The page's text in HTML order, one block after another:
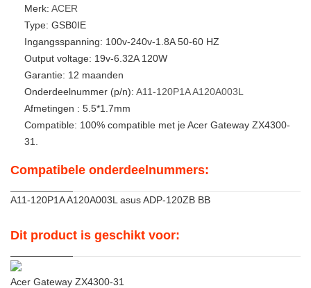
Merk: ACER
Type: GSB0IE
Ingangsspanning: 100v-240v-1.8A 50-60 HZ
Output voltage: 19v-6.32A 120W
Garantie: 12 maanden
Onderdeelnummer (p/n): A11-120P1AA120A003L
Afmetingen : 5.5*1.7mm
Compatible: 100% compatible met je Acer Gateway ZX4300-
31.
Compatibele onderdeelnummers:
A11-120P1A A120A003L asus ADP-120ZB BB
Dit product is geschikt voor:
Acer Gateway ZX4300-31